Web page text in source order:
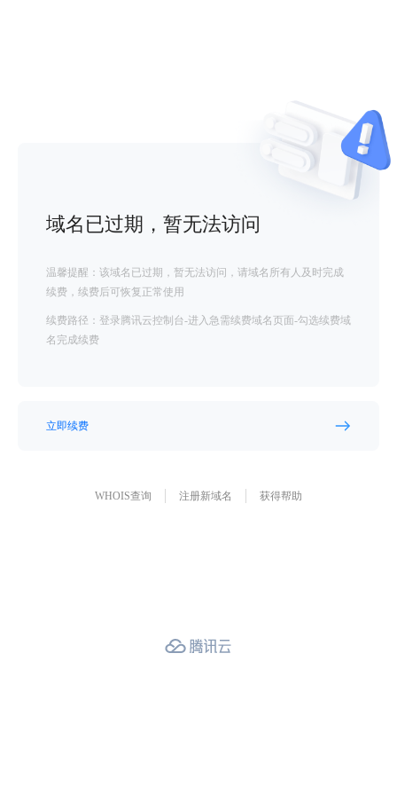
域名已过期，暂无法访问
温馨提醒：该域名已过期，暂无法访问，请域名所有人及时完成
续费，续费后可恢复正常使用
续费路径：登录腾讯云控制台-进入急需续费域名页面-勾选续费域
名完成续费
立即续费
WHOIS查询 注册新域名 获得帮助